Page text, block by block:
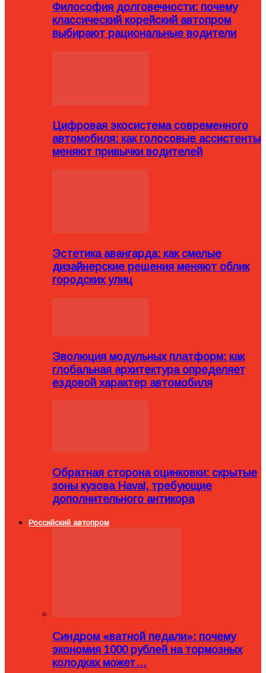
Философия долговечности: почему
классический корейский автопром
выбирают рациональные водители
Цифровая экосистема современного
автомобиля: как голосовые ассистенты
меняют привычки водителей
Эстетика авангарда: как смелые
дизайнерские решения меняют облик
городских улиц
Эволюция модульных платформ: как
глобальная архитектура определяет
ездовой характер автомобиля
Обратная сторона оцинковки: скрытые
зоны кузова Haval, требующие
дополнительного антикора
Российский автопром
Синдром «ватной педали»: почему
экономия 1000 рублей на тормозных
колодках может…